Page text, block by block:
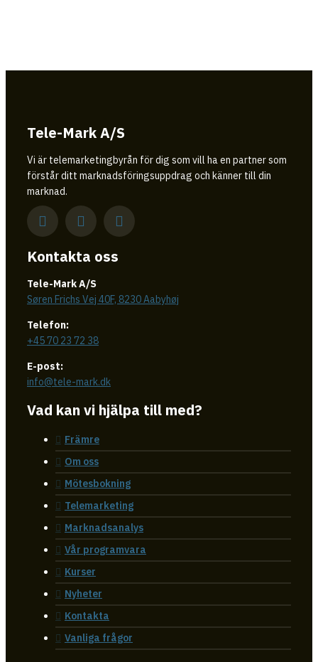
Tele-Mark A/S
Vi är telemarketingbyrån för dig som vill ha en partner som
förstår ditt marknadsföringsuppdrag och känner till din
marknad.
Kontakta oss
Tele-Mark A/S
Søren Frichs Vej 40F, 8230 Aabyhøj
Telefon:
+45 70 23 72 38
E-post:
info@tele-mark.dk
Vad kan vi hjälpa till med?
Främre
Om oss
Mötesbokning
Telemarketing
Marknadsanalys
Vår programvara
Kurser
Nyheter
Kontakta
Vanliga frågor